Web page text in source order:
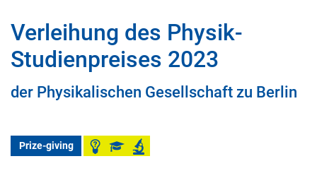
Verleihung des Physik-
Studienpreises 2023
der Physikalischen Gesellschaft zu Berlin
Prize-giving